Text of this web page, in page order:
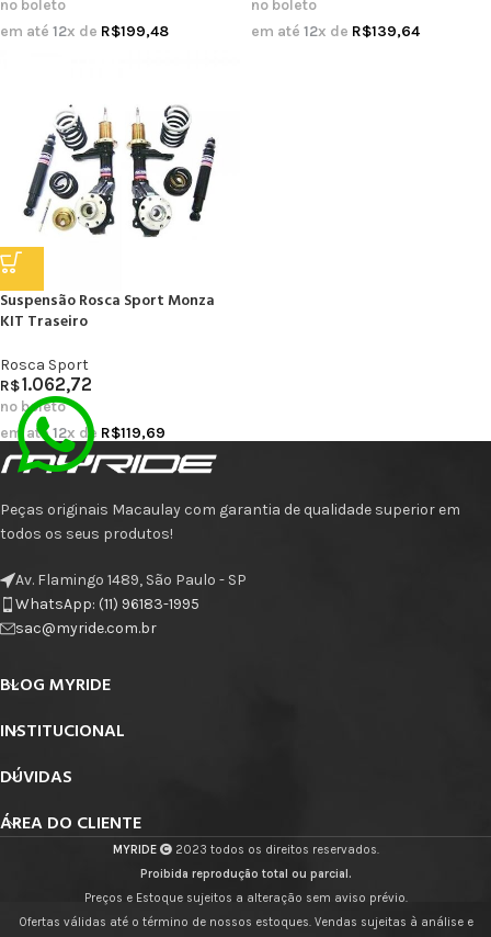
no boleto
em até 12x de R$199,48
no boleto
em até 12x de R$139,64
Suspensão Rosca Sport Monza
KIT Traseiro
Rosca Sport
R$1.062,72
no boleto
em até12x de R$119,69
Peças originais Macaulay com garantia de qualidade superior em
todos os seus produtos!
Av. Flamingo 1489, São Paulo - SP
WhatsApp: (11) 96183-1995
sac@myride.com.br
BLOG MYRIDE
INSTITUCIONAL
DÚVIDAS
ÁREA DO CLIENTE
MYRIDE
2023 todos os direitos reservados.
Proibida reprodução total ou parcial.
Preços e Estoque sujeitos a alteração sem aviso prévio.
Ofertas válidas até o término de nossos estoques. Vendas sujeitas à análise e